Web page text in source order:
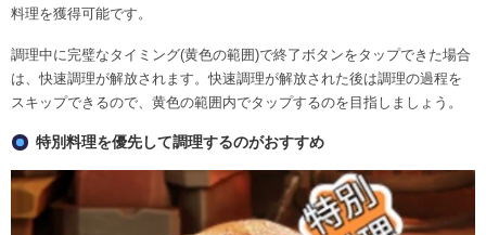
料理を獲得可能です。
調理中に完璧なタイミング(黄色の範囲)で終了ボタンをタップできた場合
は、快速調理が解放されます。快速調理が解放された後は調理の過程を
スキップできるので、黄色の範囲内でタップするのを目指しましょう。
特別料理を優先して調理するのがおすすめ